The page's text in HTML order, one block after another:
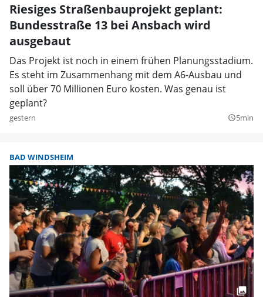
Riesiges Straßenbauprojekt geplant:
Bundesstraße 13 bei Ansbach wird
ausgebaut
Das Projekt ist noch in einem frühen Planungsstadium.
Es steht im Zusammenhang mit dem A6-Ausbau und
soll über 70 Millionen Euro kosten. Was genau ist
geplant?
gestern query_builder5min
BAD WINDSHEIM